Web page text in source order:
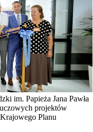
im. Papieża Jana Pawła
projektów
Planu